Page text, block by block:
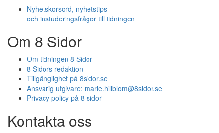
Nyhetskorsord, nyhetstips
och instuderingsfrågor till tidningen
Om 8 Sidor
Om tidningen 8 Sidor
8 Sidors redaktion
Tillgänglighet på 8sidor.se
Ansvarig utgivare: marie.hillblom@8sidor.se
Privacy policy på 8 sidor
Kontakta oss